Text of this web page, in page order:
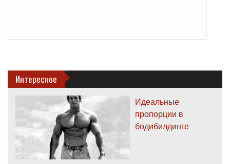
Интересное
Идеальные
пропорции в
бодибилдинге